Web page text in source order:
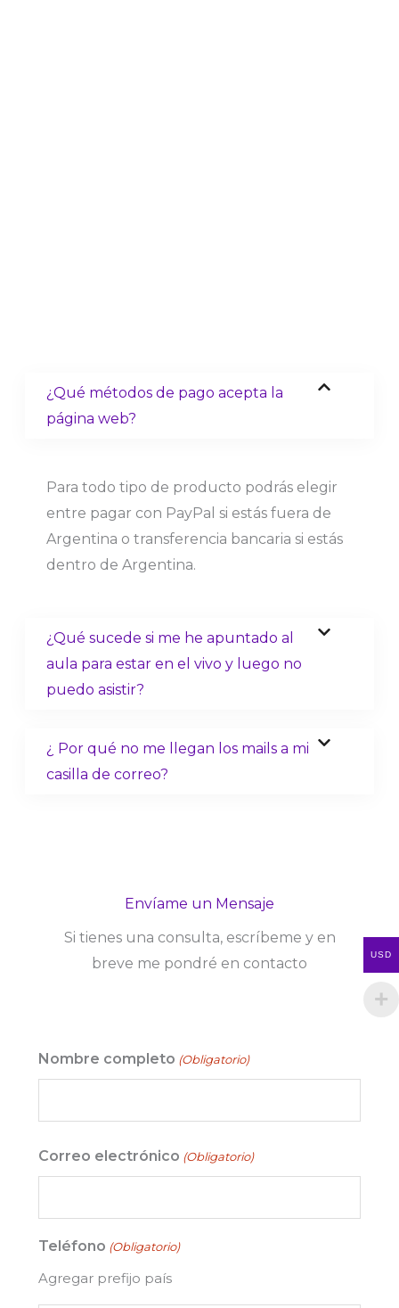
¿Qué métodos de pago acepta la
página web?
Para todo tipo de producto podrás elegir
entre pagar con PayPal si estás fuera de
Argentina o transferencia bancaria si estás
dentro de Argentina.
¿Qué sucede si me he apuntado al
aula para estar en el vivo y luego no
puedo asistir?
¿ Por qué no me llegan los mails a mi
casilla de correo?
Envíame un Mensaje
Si tienes una consulta, escríbeme y en
breve me pondré en contacto
Nombre completo (Obligatorio)
Correo electrónico (Obligatorio)
Teléfono (Obligatorio)
Agregar prefijo país
USD